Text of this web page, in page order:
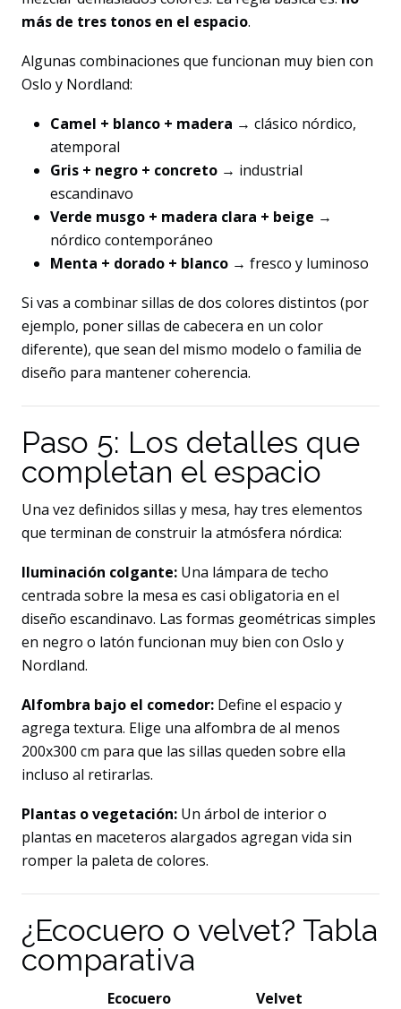
más de tres tonos en el espacio.
Algunas combinaciones que funcionan muy bien con
Oslo y Nordland:
Camel + blanco + madera → clásico nórdico,
atemporal
Gris + negro + concreto → industrial
escandinavo
Verde musgo + madera clara + beige →
nórdico contemporáneo
Menta + dorado + blanco → fresco y luminoso
Si vas a combinar sillas de dos colores distintos (por
ejemplo, poner sillas de cabecera en un color
diferente), que sean del mismo modelo o familia de
diseño para mantener coherencia.
Paso 5: Los detalles que
completan el espacio
Una vez definidos sillas y mesa, hay tres elementos
que terminan de construir la atmósfera nórdica:
Iluminación colgante: Una lámpara de techo
centrada sobre la mesa es casi obligatoria en el
diseño escandinavo. Las formas geométricas simples
en negro o latón funcionan muy bien con Oslo y
Nordland.
Alfombra bajo el comedor: Define el espacio y
agrega textura. Elige una alfombra de al menos
200x300 cm para que las sillas queden sobre ella
incluso al retirarlas.
Plantas o vegetación: Un árbol de interior o
plantas en maceteros alargados agregan vida sin
romper la paleta de colores.
¿Ecocuero o velvet? Tabla
comparativa
Ecocuero
Velvet